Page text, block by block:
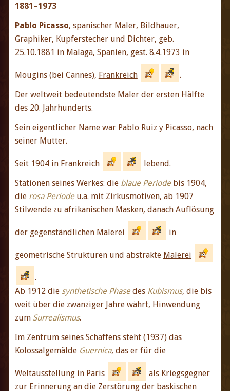
1881–1973
Pablo Picasso, spanischer Maler, Bildhauer,
Graphiker, Kupferstecher und Dichter, geb.
25.10.1881 in Malaga, Spanien, gest. 8.4.1973 in
Mougins (bei Cannes), Frankreich
.
Der weltweit bedeutendste Maler der ersten Hälfte
des 20. Jahrhunderts.
Sein eigentlicher Name war Pablo Ruiz y Picasso, nach
seiner Mutter.
Seit 1904 in Frankreich
lebend.
Stationen seines Werkes: die blaue Periodebis 1904,
die rosa Periodeu.a. mit Zirkusmotiven, ab 1907
Stilwende zu afrikanischen Masken, danach Auflösung
der gegenständlichen Malerei in
geometrische Strukturen und abstrakte Malerei
.
Ab 1912 die synthetische Phasedes Kubismus, die bis
weit über die zwanziger Jahre währt, Hinwendung
zum Surrealismus.
Im Zentrum seines Schaffens steht (1937) das
Kolossalgemälde Guernica, das er für die
Weltausstellung in Paris
als Kriegsgegner
zur Erinnerung an die Zerstörung der baskischen